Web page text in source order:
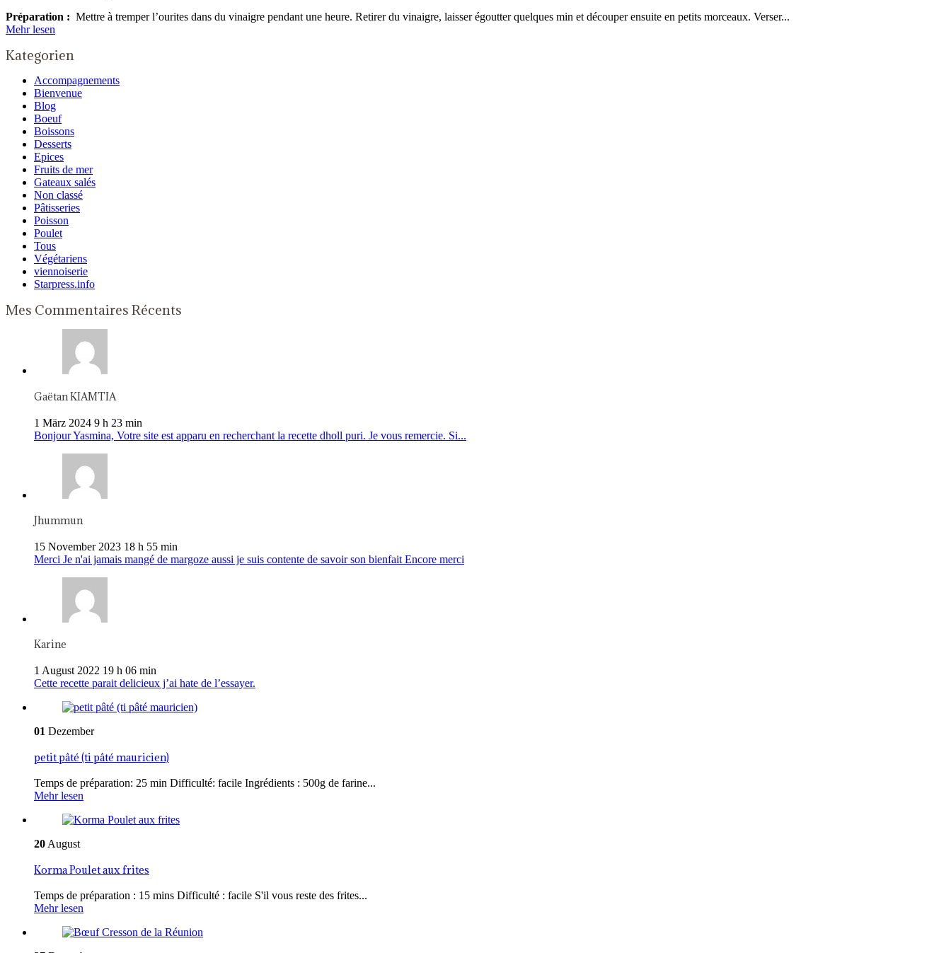
Préparation : Mettre à tremper l’ourites dans du vinaigre pendant une heure. Retirer du vinaigre, laisser égoutter quelques min et découper ensuite en petits morceaux. Verser...
Mehr lesen
Kategorien
Accompagnements
Bienvenue
Blog
Boeuf
Boissons
Desserts
Epices
Fruits de mer
Gateaux salés
Non classé
Pâtisseries
Poisson
Poulet
Tous
Végétariens
viennoiserie
Starpress.info
Mes Commentaires Récents
Gaëtan KIAMTIA
1 März 2024 9 h 23 min
Bonjour Yasmina, Votre site est apparu en recherchant la recette dholl puri. Je vous remercie. Si...
Jhummun
15 November 2023 18 h 55 min
Merci Je n'ai jamais mangé de margoze aussi je suis contente de savoir son bienfait Encore merci
Karine
1 August 2022 19 h 06 min
Cette recette parait delicieux j’ai hate de l’essayer.
01 Dezember
petit pâté (ti pâté mauricien)
Temps de préparation: 25 min Difficulté: facile Ingrédients : 500g de farine...
Mehr lesen
20 August
Korma Poulet aux frites
Temps de préparation : 15 mins Difficulté : facile S'il vous reste des frites...
Mehr lesen